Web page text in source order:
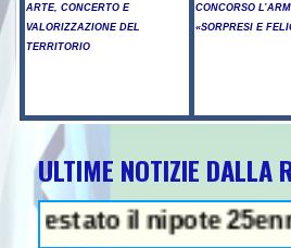
ARTE, CONCERTO E
VALORIZZAZIONE DEL
TERRITORIO
CONCORSO
«SORPRESI E
ULTIME NOTIZIE DALLA
il nipote 25enne -
NEWS IN